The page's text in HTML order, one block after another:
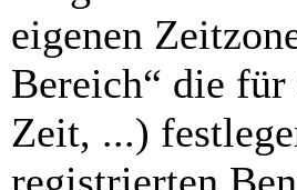
eigenen
Bereich“ die für
Zeit, ...)